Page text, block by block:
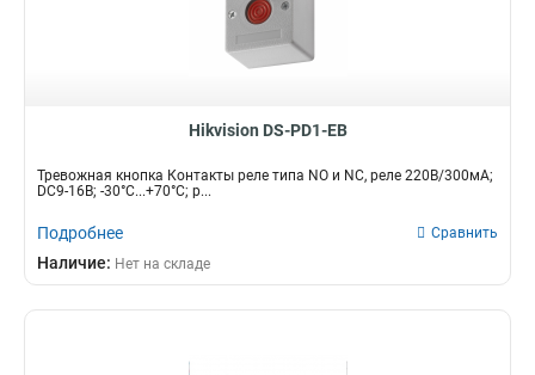
Hikvision DS-PD1-EB
Тревожная кнопка Контакты реле типа NO и NC, реле 220В/300мА;
DC9-16В; -30°C...+70°C; р...
Подробнее Сравнить
Наличие: Нет на складе